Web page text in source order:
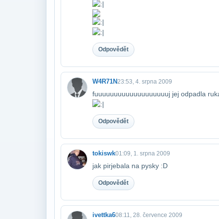
Odpovědět
W4R71N23:53, 4. srpna 2009
fuuuuuuuuuuuuuuuuuuuj jej odpadla
Odpovědět
tokiswk01:09, 1. srpna 2009
jak pirjebala na pysky :D
Odpovědět
ivettka608:11, 28. července 2009